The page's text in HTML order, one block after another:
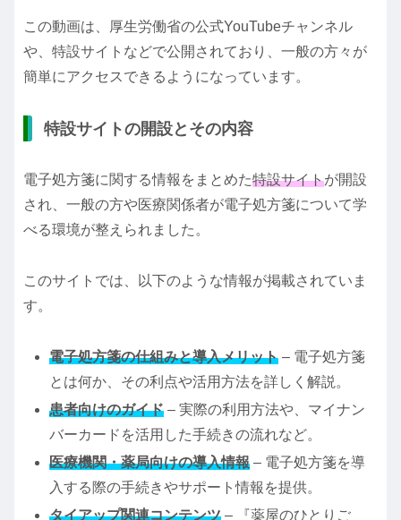
この動画は、厚生労働省の公式YouTubeチャンネル
や、特設サイトなどで公開されており、一般の方々が
簡単にアクセスできるようになっています。
特設サイトの開設とその内容
電子処方箋に関する情報をまとめた特設サイトが開設
され、一般の方や医療関係者が電子処方箋について学
べる環境が整えられました。
このサイトでは、以下のような情報が掲載されていま
す。
電子処方箋の仕組みと導入メリット – 電子処方箋
とは何か、その利点や活用方法を詳しく解説。
患者向けのガイド – 実際の利用方法や、マイナン
バーカードを活用した手続きの流れなど。
医療機関・薬局向けの導入情報 – 電子処方箋を導
入する際の手続きやサポート情報を提供。
タイアップ関連コンテンツ – 『薬屋のひとりご